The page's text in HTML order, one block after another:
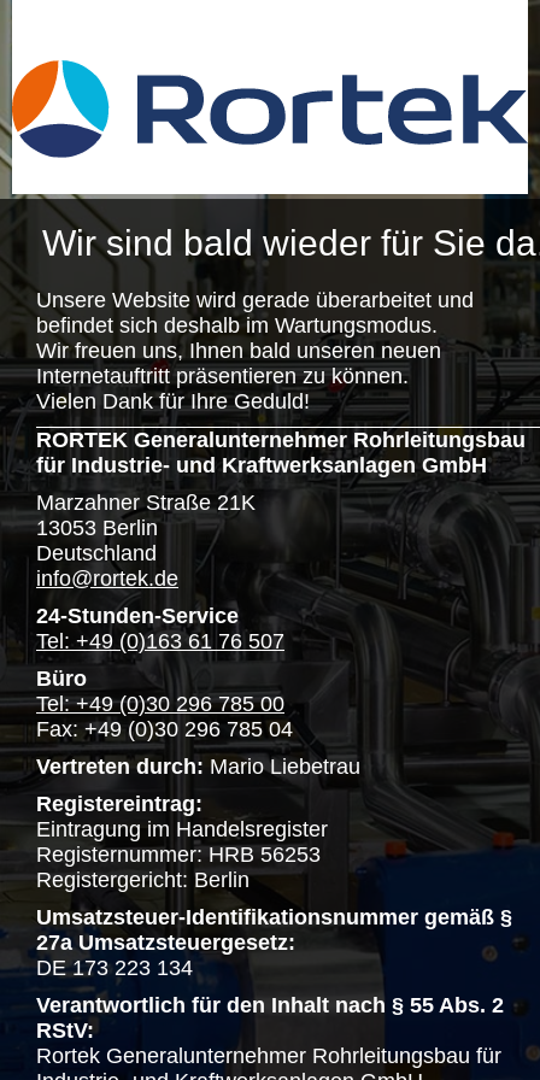
Wir sind bald wieder für Sie
Unsere Website wird gerade überarbeitet und
befindet sich deshalb im Wartungsmodus.
Wir freuen uns, Ihnen bald unseren neuen
Internetauftritt präsentieren zu können.
Vielen Dank für Ihre Geduld!
RORTEK Generalunternehmer Rohrleitungsbau
für Industrie- und Kraftwerksanlagen GmbH
Marzahner Straße 21K
13053 Berlin
Deutschland
info@rortek.de
24-Stunden-Service
Tel: +49 (0)163 61 76 507
Büro
Tel: +49 (0)30 296 785 00
Fax: +49 (0)30 296 785 04
Vertreten durch: Mario Liebetrau
Registereintrag:
Eintragung im Handelsregister
Registernummer: HRB 56253
Registergericht: Berlin
Umsatzsteuer-Identifikationsnummer gemäß §
27a Umsatzsteuergesetz:
DE 173 223 134
Verantwortlich für den Inhalt nach § 55 Abs. 2
RStV:
Rortek Generalunternehmer Rohrleitungsbau für